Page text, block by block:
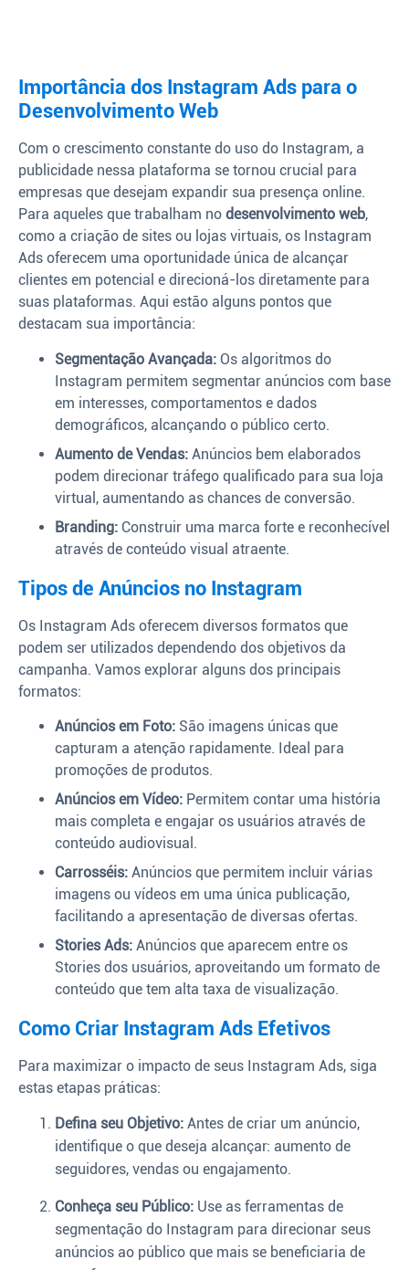
Importância dos Instagram Ads para o
Desenvolvimento Web
Com o crescimento constante do uso do Instagram, a
publicidade nessa plataforma se tornou crucial para
empresas que desejam expandir sua presença online.
Para aqueles que trabalham no desenvolvimento web,
como a criação de sites ou lojas virtuais, os Instagram
Ads oferecem uma oportunidade única de alcançar
clientes em potencial e direcioná-los diretamente para
suas plataformas. Aqui estão alguns pontos que
destacam sua importância:
Segmentação Avançada: Os algoritmos do
Instagram permitem segmentar anúncios com base
em interesses, comportamentos e dados
demográficos, alcançando o público certo.
Aumento de Vendas: Anúncios bem elaborados
podem direcionar tráfego qualificado para sua loja
virtual, aumentando as chances de conversão.
Branding: Construir uma marca forte e reconhecível
através de conteúdo visual atraente.
Tipos de Anúncios no Instagram
Os Instagram Ads oferecem diversos formatos que
podem ser utilizados dependendo dos objetivos da
campanha. Vamos explorar alguns dos principais
formatos:
Anúncios em Foto: São imagens únicas que
capturam a atenção rapidamente. Ideal para
promoções de produtos.
Anúncios em Vídeo: Permitem contar uma história
mais completa e engajar os usuários através de
conteúdo audiovisual.
Carrosséis: Anúncios que permitem incluir várias
imagens ou vídeos em uma única publicação,
facilitando a apresentação de diversas ofertas.
Stories Ads: Anúncios que aparecem entre os
Stories dos usuários, aproveitando um formato de
conteúdo que tem alta taxa de visualização.
Como Criar Instagram Ads Efetivos
Para maximizar o impacto de seus Instagram Ads, siga
estas etapas práticas:
Defina seu Objetivo: Antes de criar um anúncio,
identifique o que deseja alcançar: aumento de
seguidores, vendas ou engajamento.
Conheça seu Público: Use as ferramentas de
segmentação do Instagram para direcionar seus
anúncios ao público que mais se beneficiaria de